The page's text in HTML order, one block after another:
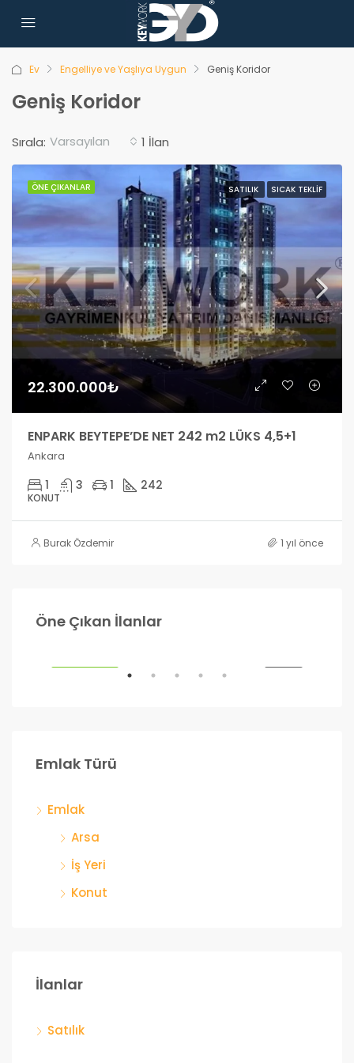
Ev Engelliye ve Yaşlıya Uygun Geniş Koridor
Geniş Koridor
1 İlan
Sırala: Varsayılan
ÖNE ÇIKANLAR SATILIK SICAK TEKLIF
22.300.000₺
ENPARK BEYTEPE’DE NET 242 m2 LÜKS 4,5+1
Ankara
1 3 1 242
KONUT
Burak Özdemir 1 yıl önce
Öne Çıkan İlanlar
990.000₺
Ankara
Emlak Türü
Emlak
Arsa
İş Yeri
Konut
İlanlar
Satılık